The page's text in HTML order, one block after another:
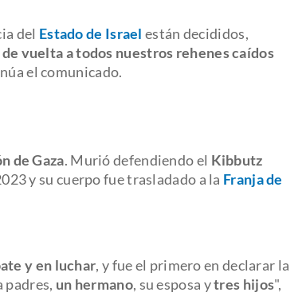
del Estado de Israel están decididos,
vuelta a todos nuestros rehenes caídos
el comunicado.
de Gaza. Murió defendiendo el Kibbutz
y su cuerpo fue trasladado a la Franja de
y en luchar, y fue el primero en declarar la
padres, un hermano, su esposa ytres hijos",